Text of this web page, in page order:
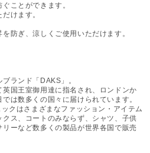
ことができます。
けます。
防ぎ、涼しくご使用いただけます。
ランド「DAKS」。
国王室御用達に指名され、ロンドンか
は数多くの国々に届けられています。
クはさまざまなファッション・アイテム
ス、コートのみならず、シャツ、子供
ーなど数多くの製品が世界各国で販売